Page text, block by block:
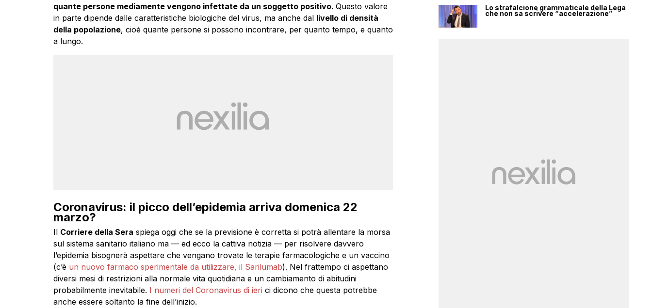
quante persone mediamente vengono infettate da un soggetto positivo. Questo valore
in parte dipende dalle caratteristiche biologiche del virus, ma anche dal livello di densità
della popolazione, cioè quante persone si possono incontrare, per quanto tempo, e quanto
a lungo.
Coronavirus: il picco dell’epidemia arriva domenica 22
marzo?
Il Corriere della Sera spiega oggi che se la previsione è corretta si potrà allentare la morsa
sul sistema sanitario italiano ma — ed ecco la cattiva notizia — per risolvere davvero
l’epidemia bisognerà aspettare che vengano trovate le terapie farmacologiche e un vaccino
(c’èun nuovo farmaco sperimentale da utilizzare, il Sarilumab). Nel frattempo ci aspettano
diversi mesi di restrizioni alla normale vita quotidiana e un cambiamento di abitudini
probabilmente inevitabile. I numeri del Coronavirus di ieri ci dicono che questa potrebbe
anche essere soltanto la fine dell’inizio.
Lo strafalcione grammaticale della Lega
che non sa scrivere “accelerazione”